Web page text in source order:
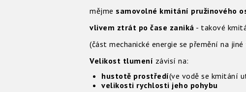
mějme samovolné kmitání pružinového
vlivem ztrát po čase zaniká - takové
(část mechanické energie se přemění na
Velikost tlumení závisí na:
hustotě prostředí(ve vodě se kmitání
velikosti rychlosti jeho pohybu